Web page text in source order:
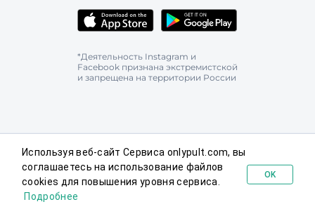
*Деятельность Instagram и
Facebook признана экстремистской
и запрещена на территории России
Используя веб-сайт Сервиса onlypult.com, вы
соглашаетесь на использование файлов
cookies для повышения уровня сервиса.
Подробнее
OK
Попробовать бесплатно